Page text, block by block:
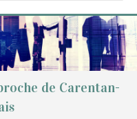
de Carentan-